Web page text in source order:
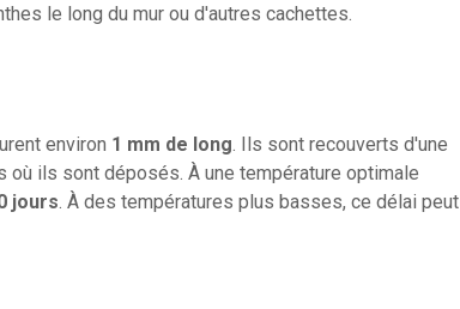
le long du mur ou d'autres cachettes.
environ 1 mm de long. Ils sont recouverts d'une
ils sont déposés. À une température optimale
jours. À des températures plus basses, ce délai peut